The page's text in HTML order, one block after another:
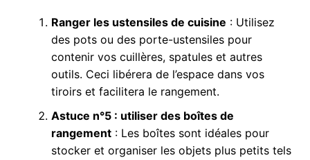
Ranger les ustensiles de cuisine : Utilisez
des pots ou des porte-ustensiles pour
contenir vos cuillères, spatules et autres
outils. Ceci libérera de l’espace dans vos
tiroirs et facilitera le rangement.
Astuce n°5 : utiliser des boîtes de
rangement: Les boîtes sont idéales pour
stocker et organiser les objets plus petits tels